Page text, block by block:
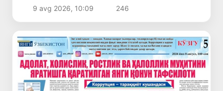
9 avg 2026, 10:09 246